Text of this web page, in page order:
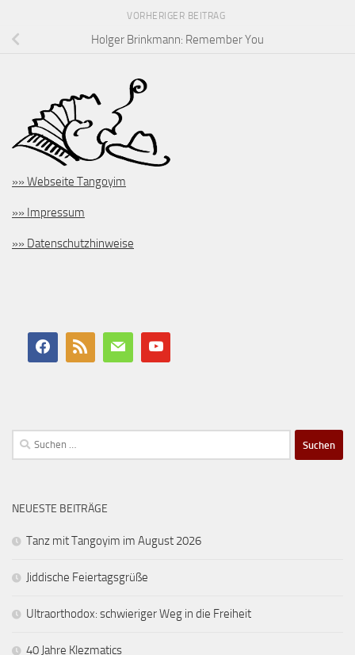
VORHERIGER BEITRAG
Holger Brinkmann: Remember You
»» Webseite Tangoyim
»» Impressum
»» Datenschutzhinweise
Suchen
nach:
NEUESTE BEITRÄGE
Tanz mit Tangoyim im August 2026
Jiddische Feiertagsgrüße
Ultraorthodox: schwieriger Weg in die Freiheit
40 Jahre Klezmatics